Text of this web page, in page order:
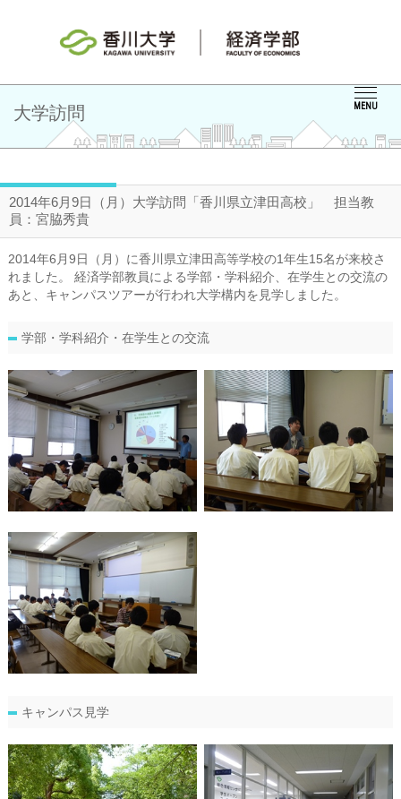
MENU
大学訪問
2014年6月9日（月）大学訪問「香川県立津田高校」 担当教
員：宮脇秀貴
2014年6月9日（月）に香川県立津田高等学校の1年生15名が来校さ
れました。 経済学部教員による学部・学科紹介、在学生との交流の
あと、キャンパスツアーが行われ大学構内を見学しました。
学部・学科紹介・在学生との交流
キャンパス見学